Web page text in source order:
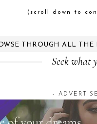
(scroll down to
THROUGH ALL THE
Seek what
-